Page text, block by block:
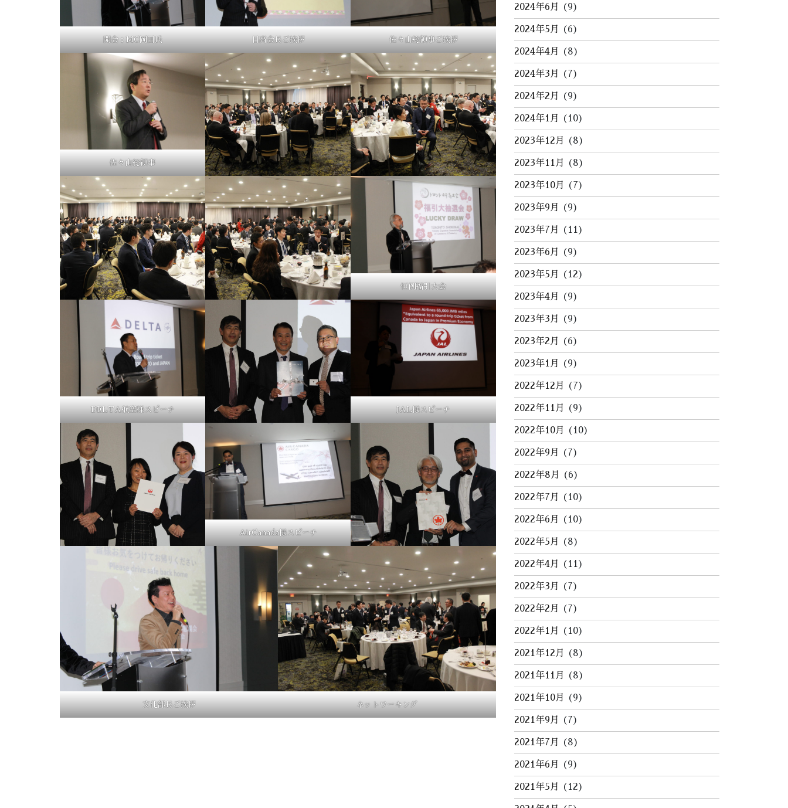
開会：MC岡田氏 日高会長ご挨拶 佐々山総領事ご挨拶
佐々山総領事
恒例福引大会
DELTA航空様スピーチ JAL様スピーチ
AirCanada様スピーチ
文化部長ご挨拶 ネットワーキング
2024年6月 (9)
2024年5月 (6)
2024年4月 (8)
2024年3月 (7)
2024年2月 (9)
2024年1月 (10)
2023年12月 (8)
2023年11月 (8)
2023年10月 (7)
2023年9月 (9)
2023年7月 (11)
2023年6月 (9)
2023年5月 (12)
2023年4月 (9)
2023年3月 (9)
2023年2月 (6)
2023年1月 (9)
2022年12月 (7)
2022年11月 (9)
2022年10月 (10)
2022年9月 (7)
2022年8月 (6)
2022年7月 (10)
2022年6月 (10)
2022年5月 (8)
2022年4月 (11)
2022年3月 (7)
2022年2月 (7)
2022年1月 (10)
2021年12月 (8)
2021年11月 (8)
2021年10月 (9)
2021年9月 (7)
2021年7月 (8)
2021年6月 (9)
2021年5月 (12)